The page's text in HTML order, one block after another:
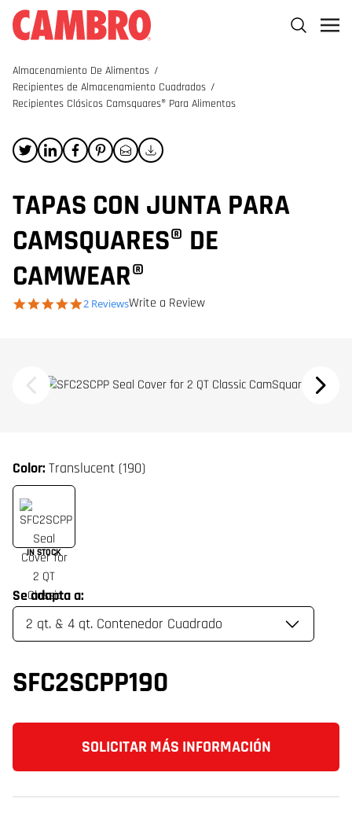
Almacenamiento De Alimentos /
Recipientes de Almacenamiento Cuadrados /
Recipientes Clásicos Camsquares® Para Alimentos
TAPAS CON JUNTA PARA
CAMSQUARES® DE
CAMWEAR®
5.0 star rating
2 ReviewsWrite a Review
Color: Translucent (190)
IN STOCK
Se adapta a:
SFC2SCPP190
SOLICITAR MÁS INFORMACIÓN